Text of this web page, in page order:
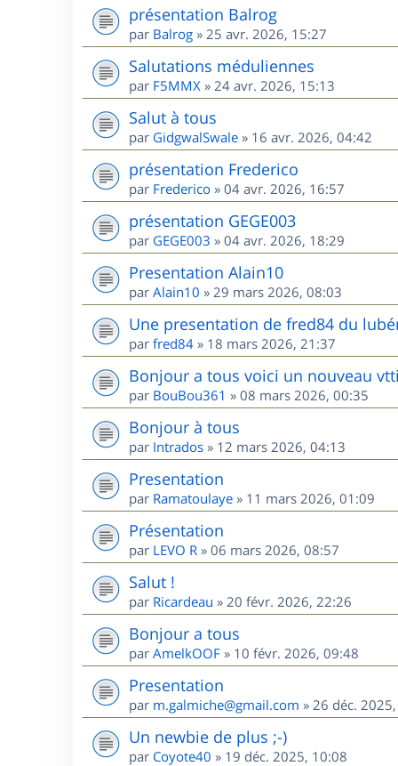
présentation Balrog
par Balrog » 25 avr. 2026, 15:27
Salutations méduliennes
par F5MMX » 24 avr. 2026, 15:13
Salut à tous
par GidgwalSwale » 16 avr. 2026, 04:42
présentation Frederico
par Frederico » 04 avr. 2026, 16:57
présentation GEGE003
par GEGE003 » 04 avr. 2026, 18:29
Presentation Alain10
par Alain10 » 29 mars 2026, 08:03
Une presentation de fred84 du
par fred84 » 18 mars 2026, 21:37
Bonjour a tous voici un nouveau
par BouBou361 » 08 mars 2026, 00:35
Bonjour à tous
par Intrados » 12 mars 2026, 04:13
Presentation
par Ramatoulaye » 11 mars 2026, 01:09
Présentation
par LEVO R » 06 mars 2026, 08:57
Salut !
par Ricardeau » 20 févr. 2026, 22:26
Bonjour a tous
par AmelkOOF » 10 févr. 2026, 09:48
Presentation
par m.galmiche@gmail.com » 26 déc.
Un newbie de plus ;-)
par Coyote40 » 19 déc. 2025, 10:08